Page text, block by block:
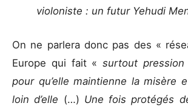
violoniste : un futur Yehudi
On ne parlera donc pas des «
Europe qui fait « surtout
pour qu’elle maintienne la misère
loin d’elle (…) Une fois protégés